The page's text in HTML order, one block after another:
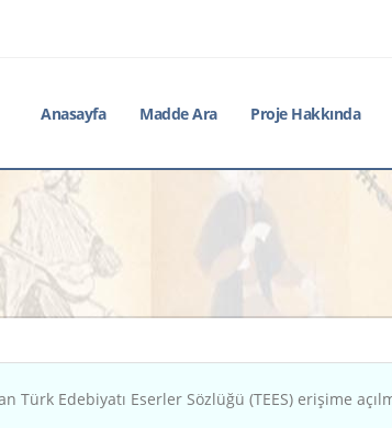
Anasayfa Madde Ara Proje Hakkında
Türk Edebiyatı Eserler Sözlüğü (TEES) erişime